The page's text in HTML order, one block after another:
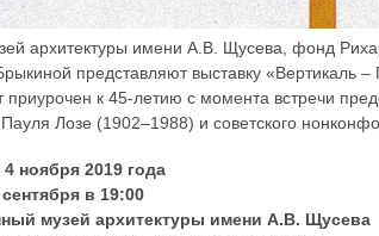
архитектуры имени А.В. Щусева, фонд
представляют выставку «Вертикаль
приурочен к 45-летию с момента встречи
Лозе (1902–1988) и советского
4 ноября 2019 года
в 19:00
музей архитектуры имени А.В. Щусева